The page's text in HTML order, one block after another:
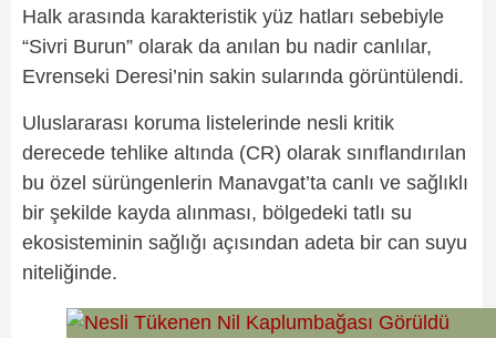
Halk arasında karakteristik yüz hatları sebebiyle
“Sivri Burun” olarak da anılan bu nadir canlılar,
Evrenseki Deresi’nin sakin sularında görüntülendi.
Uluslararası koruma listelerinde nesli kritik
derecede tehlike altında (CR) olarak sınıflandırılan
bu özel sürüngenlerin Manavgat’ta canlı ve sağlıklı
bir şekilde kayda alınması, bölgedeki tatlı su
ekosisteminin sağlığı açısından adeta bir can suyu
niteliğinde.